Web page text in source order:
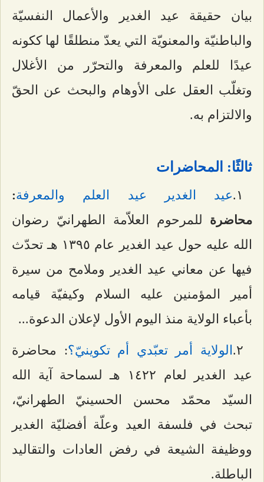
بيان حقيقة عيد الغدير والأعمال النفسيّة
والباطنيّة والمعنويّة التي يعدّ منطلقًا لها ككونه
عيدًا للعلم والمعرفة والتحرّر من الأغلال
وتغلّب العقل على الأوهام والبحث عن الحقّ
والالتزام به.
ثالثًا: المحاضرات
۱. عيد الغدير عيد العلم والمعرفة:
محاضرة للمرحوم العلاّمة الطهرانيّ رضوان
الله عليه حول عيد الغدير عام ۱٣٩٥ هـ تحدّث
فيها عن معاني عيد الغدير وملامح من سيرة
أمير المؤمنين عليه السلام وكيفيّة قيامه
بأعباء الولاية منذ اليوم الأول لإعلان الدعوة...
٢. الولاية أمر تعبّدي أم تكوينيّ؟: محاضرة
عيد الغدير لعام ۱٤٢٢ هـ
لسماحة آية الله
السيّد محمّد محسن الحسينيّ الطهرانيّ،
تبحث في فلسفة العيد وعلّة أفضليّة الغدير
ووظيفة الشيعة في رفض العادات والتقاليد
الباطلة.